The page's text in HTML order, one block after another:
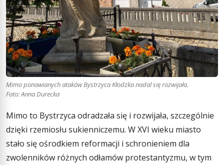
Mimo ponawianych ataków Bystrzyca Kłodzka nadal się rozwijała.
Foto: Anna Durecka
Mimo to Bystrzyca odradzała się i rozwijała, szczególnie
dzięki rzemiosłu sukienniczemu. W XVI wieku miasto
stało się ośrodkiem reformacji i schronieniem dla
zwolenników różnych odłamów protestantyzmu, w tym